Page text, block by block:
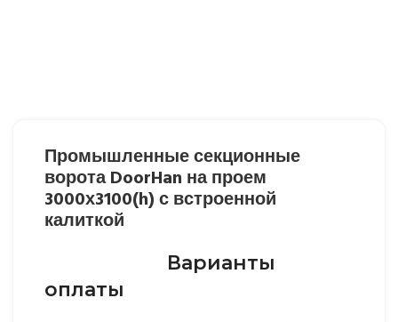
Промышленные секционные
ворота DoorHan на проем
3000х3100(h) с встроенной
калиткой
Варианты
оплаты